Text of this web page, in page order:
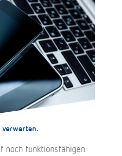
verwerten.
noch funktionsfähigen